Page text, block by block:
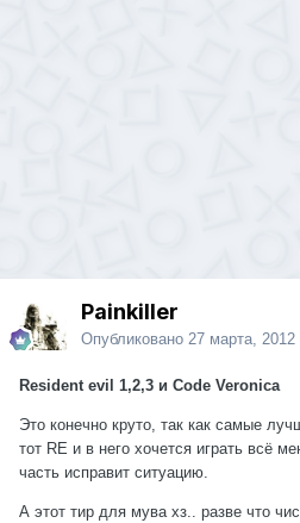
Painkiller
Опубликовано 27 марта, 2012
Resident evil 1,2,3 и Code Veronica
Это конечно круто, так как самые
тот RE и в него хочется играть всё
часть исправит ситуацию.
А этот тир для мува хз.. разве что